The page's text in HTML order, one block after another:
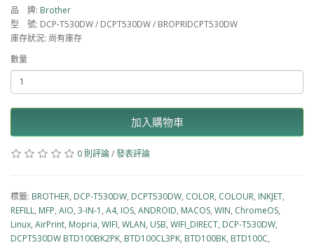
品 牌: Brother
型 號: DCP-T530DW / DCPT530DW / BROPRIDCPT530DW
庫存狀況: 尚有庫存
數量
加入購物車
0 則評論/發表評論
標籤: BROTHER, DCP-T530DW, DCPT530DW, COLOR, COLOUR, INKJET,
REFILL, MFP, AIO, 3-IN-1 , A4, IOS, ANDROID, MACOS, WIN, ChromeOS,
Linux, AirPrint, Mopria, WIFI, WLAN, USB, WIFI_DIRECT, DCP-T530DW,
DCPT530DW BTD100BK2PK, BTD100CL3PK, BTD100BK, BTD100C,